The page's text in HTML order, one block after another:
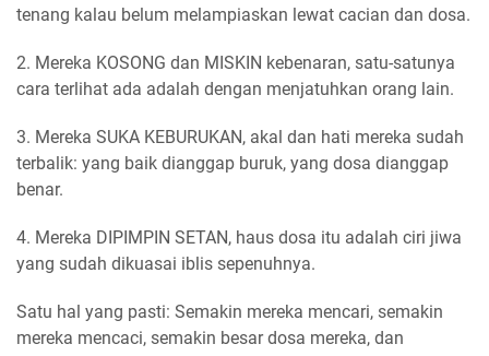
tenang kalau belum melampiaskan lewat cacian dan dosa.
2. Mereka KOSONG dan MISKIN kebenaran, satu-satunya
cara terlihat ada adalah dengan menjatuhkan orang lain.
3. Mereka SUKA KEBURUKAN, akal dan hati mereka sudah
terbalik: yang baik dianggap buruk, yang dosa dianggap
benar.
4. Mereka DIPIMPIN SETAN, haus dosa itu adalah ciri jiwa
yang sudah dikuasai iblis sepenuhnya.
Satu hal yang pasti: Semakin mereka mencari, semakin
mereka mencaci, semakin besar dosa mereka, dan